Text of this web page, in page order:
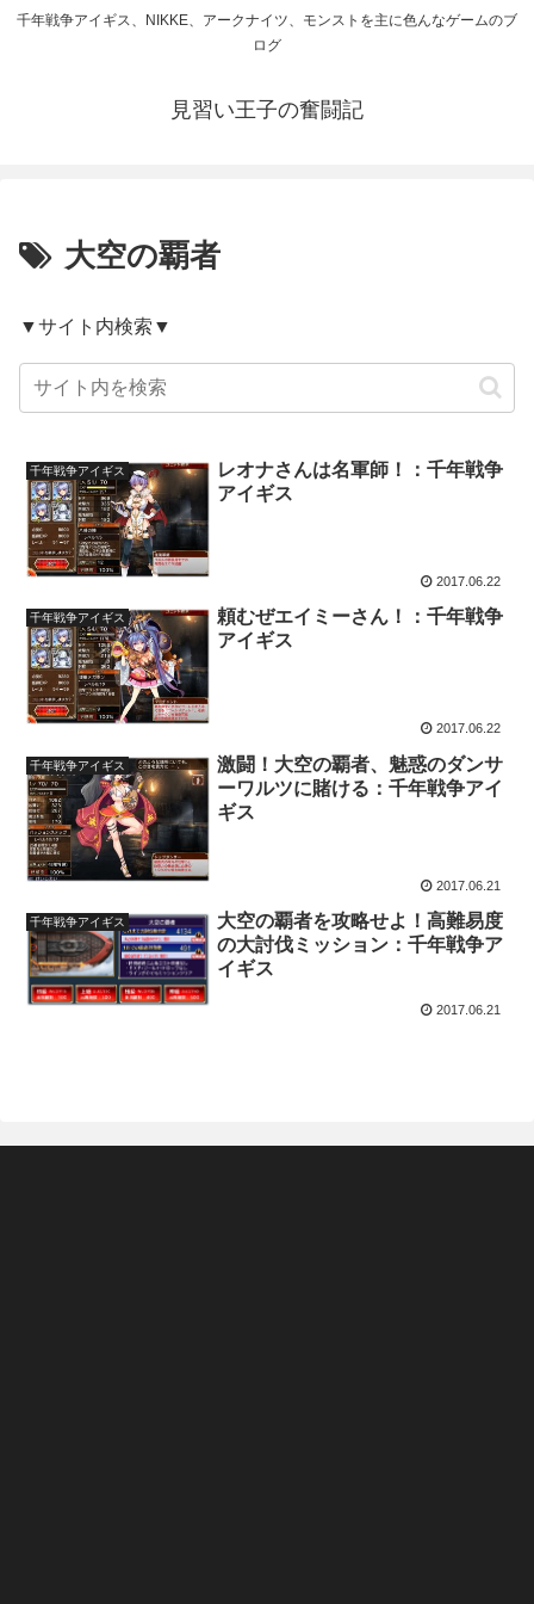
千年戦争アイギス、NIKKE、アークナイツ、モンストを主に色んなゲームのブ
ログ
見習い王子の奮闘記
大空の覇者
▼サイト内検索▼
千年戦争アイギス
レオナさんは名軍師！：千年戦争
アイギス
2017.06.22
千年戦争アイギス
頼むぜエイミーさん！：千年戦争
アイギス
2017.06.22
千年戦争アイギス
激闘！大空の覇者、魅惑のダンサ
ーワルツに賭ける：千年戦争アイ
ギス
2017.06.21
千年戦争アイギス
大空の覇者を攻略せよ！高難易度
の大討伐ミッション：千年戦争ア
イギス
2017.06.21